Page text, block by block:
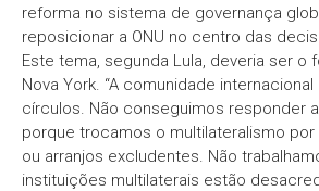
reforma no sistema de governança
reposicionar a ONU no centro das
Este tema, segunda Lula, deveria ser o
Nova York. “A comunidade
círculos. Não conseguimos responder
porque trocamos o multilateralismo por
ou arranjos excludentes. Não
instituições multilaterais estão